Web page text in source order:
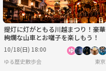
提灯に灯がともる川越まつり！豪華
絢爛な山車とお囃子を楽しもう！
10/18(日) 18:00
ゆる歴史散歩会 東京